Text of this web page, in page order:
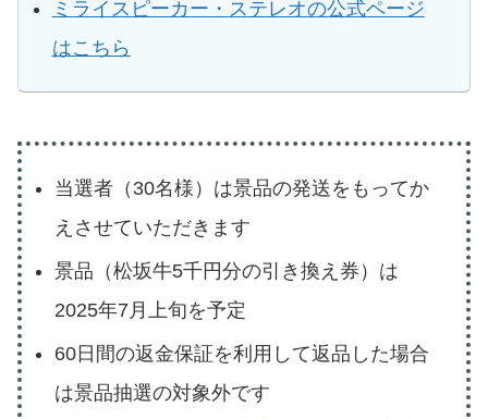
ミライスピーカー・ステレオの公式ページ
はこちら
当選者（30名様）は景品の発送をもってか
えさせていただきます
景品（松坂牛5千円分の引き換え券）は
2025年7月上旬を予定
60日間の返金保証を利用して返品した場合
は景品抽選の対象外です